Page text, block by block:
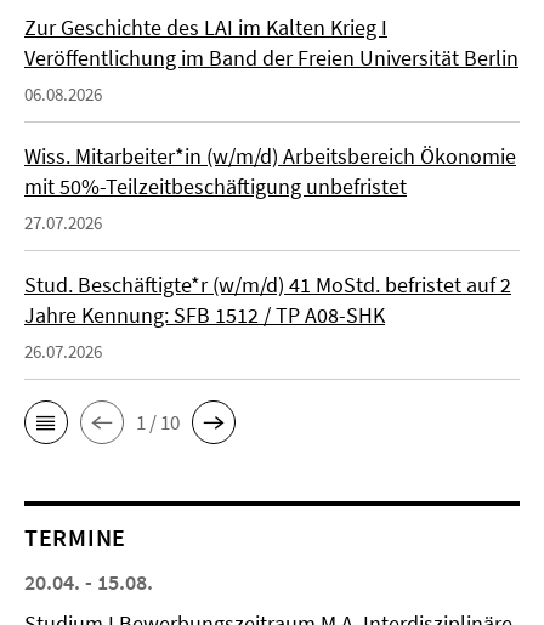
Zur Geschichte des LAI im Kalten Krieg I
Veröffentlichung im Band der Freien Universität Berlin
06.08.2026
Wiss. Mitarbeiter*in (w/m/d) Arbeitsbereich Ökonomie
mit 50%-Teilzeitbeschäftigung unbefristet
27.07.2026
Stud. Beschäftigte*r (w/m/d) 41 MoStd. befristet auf 2
Jahre Kennung: SFB 1512 / TP A08-SHK
26.07.2026
1 / 10
TERMINE
20.04. - 15.08.